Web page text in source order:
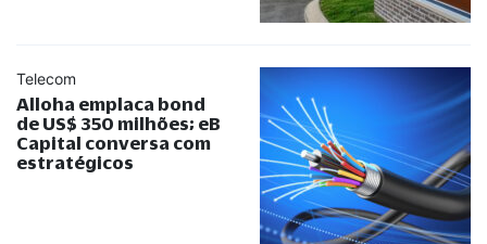
Telecom
Alloha emplaca bond
de US$ 350 milhões; eB
Capital conversa com
estratégicos